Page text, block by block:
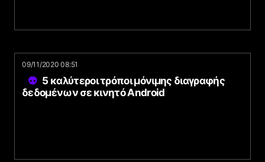
09/11/2020 08:51
5 καλύτεροι τρόποι μόνιμης διαγραφής
δεδομένων σε κινητό Android